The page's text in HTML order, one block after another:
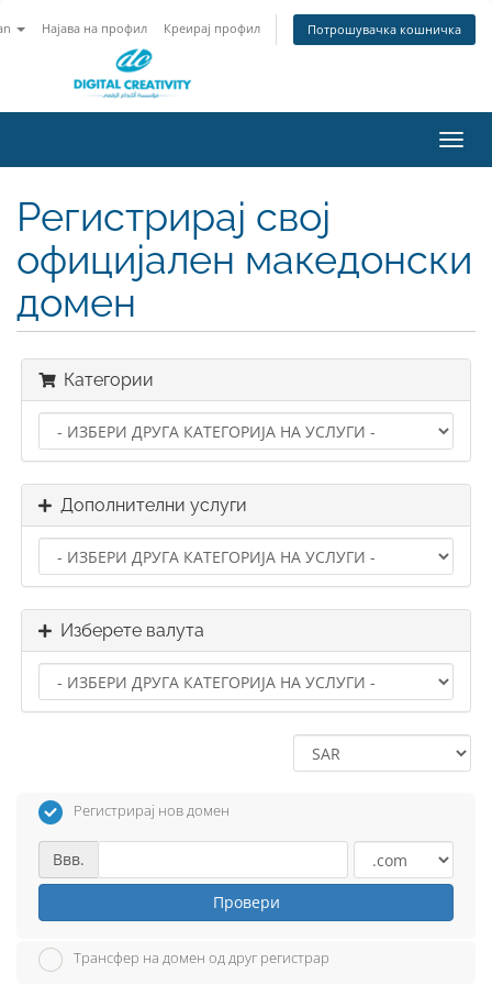
Најава на профил Креирај профил Потрошувачка кошничка
ја
Регистрирај свој
официјален македонски
домен
Категории
Дополнителни услуги
Изберете валута
Регистрирај нов домен
Ввв.
Провери
Трансфер на домен од друг регистрар